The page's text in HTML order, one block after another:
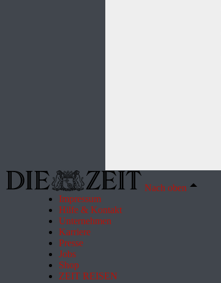
Nach oben
Impressum
Hilfe & Kontakt
Unternehmen
Karriere
Presse
Jobs
Shop
ZEIT REISEN